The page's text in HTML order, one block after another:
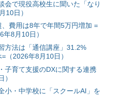
会で現役高校生に聞いた「なり
10日）
費用は8年で年間5万円増加 =
8月10日）
方法は「通信講座」31.2%
（2026年8月10日）
子育て支援のDXに関する連携
小・中学校に「スクールAI」を